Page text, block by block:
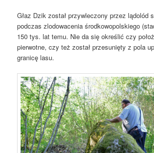
Głaz Dzik został przywleczony przez lądolód
podczas zlodowacenia środkowopolskiego
150 tys. lat temu. Nie da się określić czy
pierwotne, czy też został przesunięty z pola
granicę lasu.